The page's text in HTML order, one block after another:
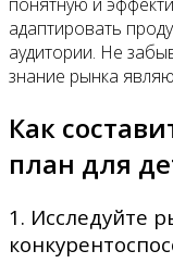
адаптировать
аудитории. Не
знание рынка
Как
план для
1. Исследуйте